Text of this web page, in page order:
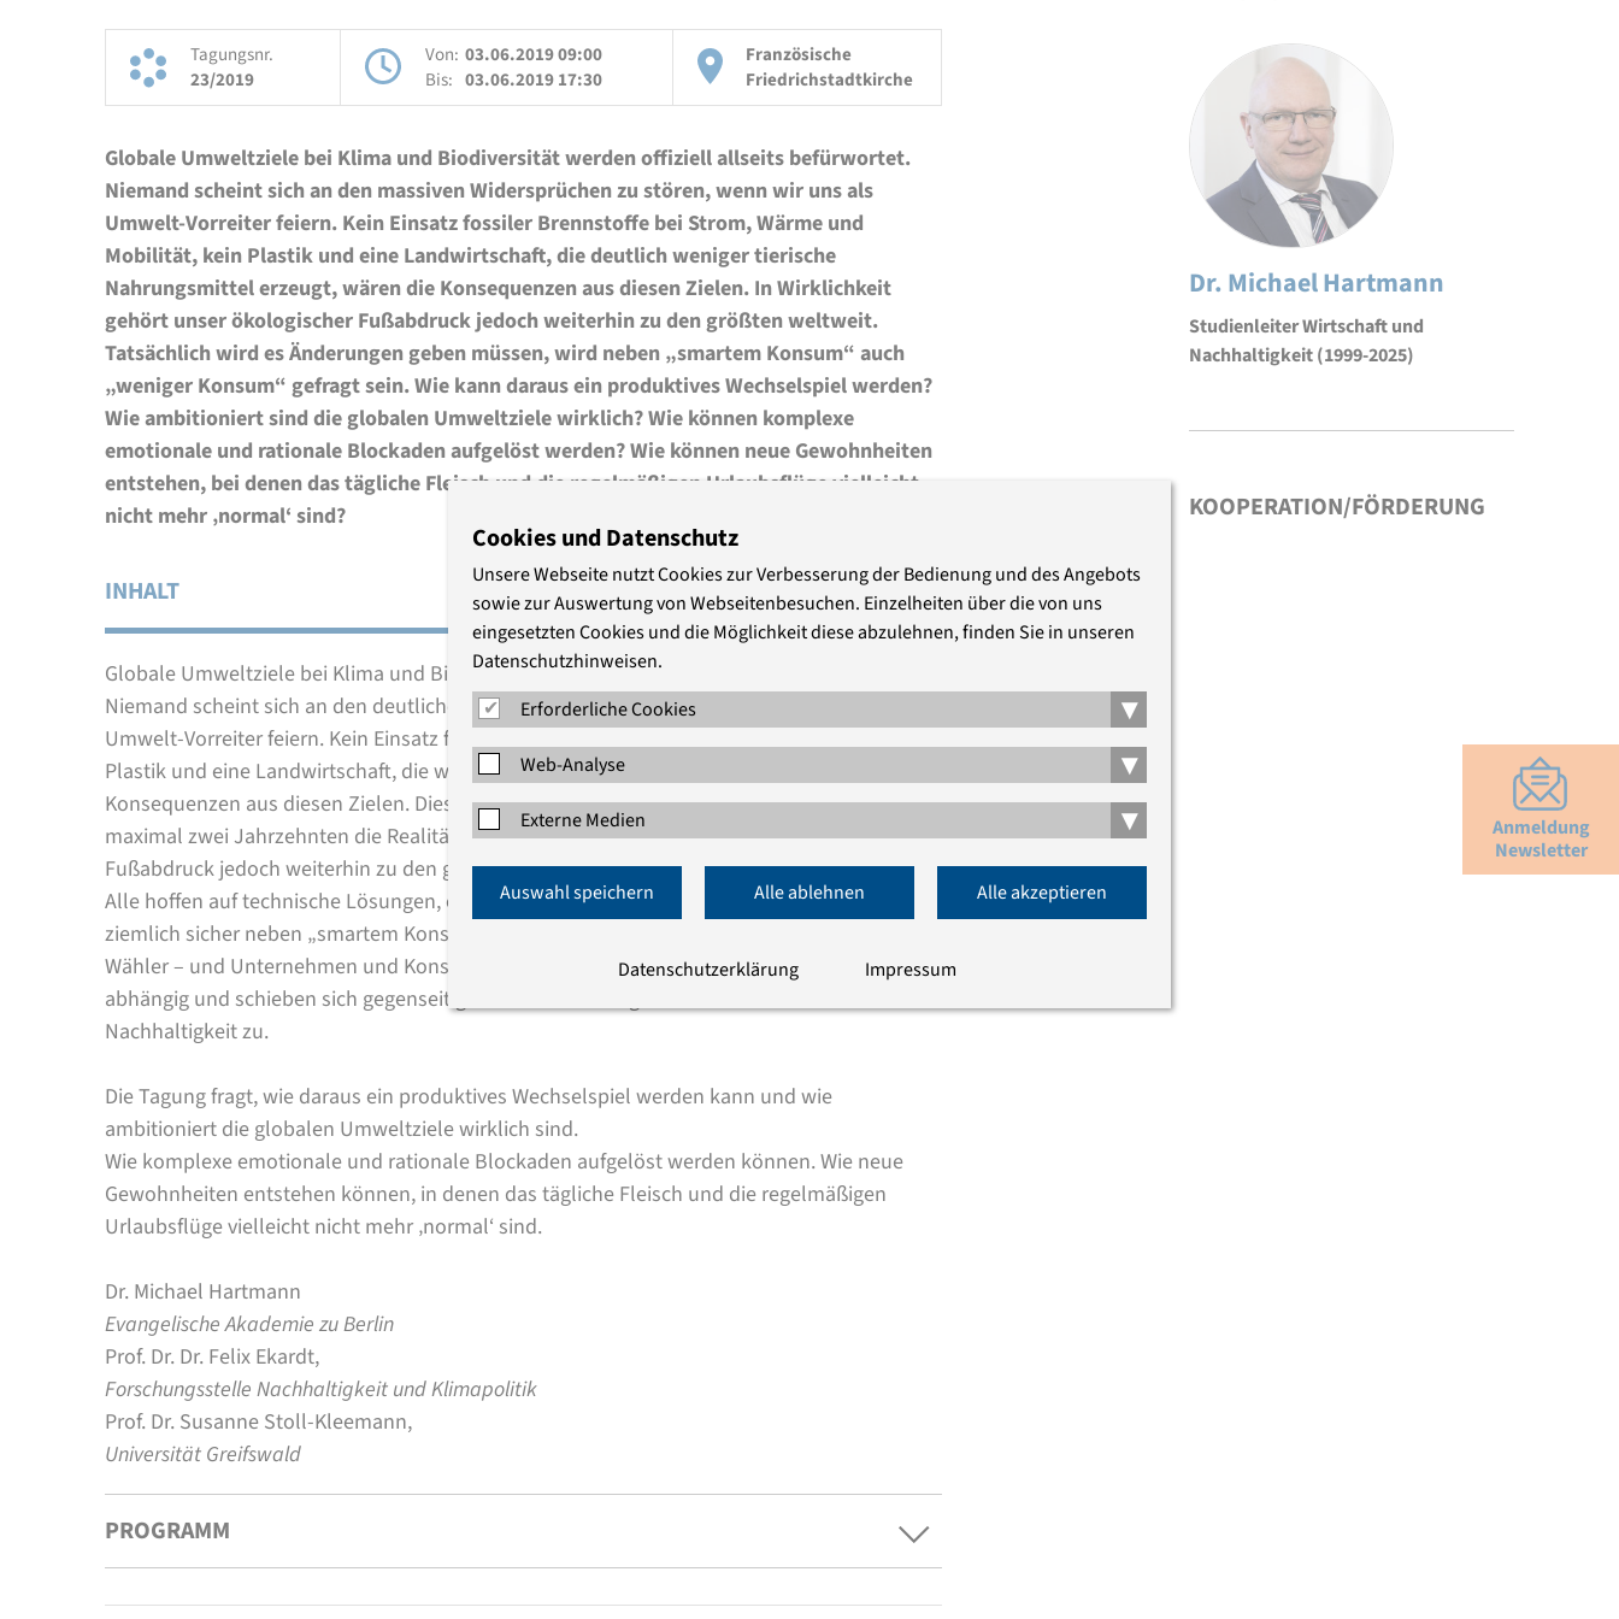
Tagungsnr.
23/2019
Von: 03.06.2019 09:00
Bis: 03.06.2019 17:30
Französische
Friedrichstadtkirche
Globale Umweltziele bei Klima und Biodiversität werden offiziell allseits befürwortet.
Niemand scheint sich an den massiven Widersprüchen zu stören, wenn wir uns als
Umwelt-Vorreiter feiern. Kein Einsatz fossiler Brennstoffe bei Strom, Wärme und
Mobilität, kein Plastik und eine Landwirtschaft, die deutlich weniger tierische
Nahrungsmittel erzeugt, wären die Konsequenzen aus diesen Zielen. In Wirklichkeit
gehört unser ökologischer Fußabdruck jedoch weiterhin zu den größten weltweit.
Tatsächlich wird es Änderungen geben müssen, wird neben „smartem Konsum“ auch
„weniger Konsum“ gefragt sein. Wie kann daraus ein produktives Wechselspiel werden?
Wie ambitioniert sind die globalen Umweltziele wirklich? Wie können komplexe
emotionale und rationale Blockaden aufgelöst werden? Wie können neue Gewohnheiten
entstehen, bei denen das tägliche Fleisch und die regelmäßigen Urlaubsflüge vielleicht
nicht mehr ‚normal‘ sind?
INHALT
Globale Umweltziele bei Klima und Biodiversität werden offiziell allseits befürwortet.
Niemand scheint sich an den deutlichen Widersprüchen zu stören, wenn wir uns als
Umwelt-Vorreiter feiern. Kein Einsatz fossiler Brennstoffe bei Strom, Wärme, Mobilität, kein
Plastik und eine Landwirtschaft, die weniger tierische Nahrungsmittel erzeugt, wären die
Konsequenzen aus diesen Zielen. Diese gelten nicht irgendwann, sondern müssen in
maximal zwei Jahrzehnten die Realität beschreiben. Tatsächlich gehört unser ökologischer
Fußabdruck jedoch weiterhin zu den größten weltweit.
Alle hoffen auf technische Lösungen, obwohl wegen der Größe der Herausforderung
ziemlich sicher neben „smartem Konsum“ auch „weniger Konsum“ gefragt ist. Politiker und
Wähler – und Unternehmen und Konsumenten – sind in Teufelskreisen voneinander
abhängig und schieben sich gegenseitig die Verantwortung für den Wandel zur
Nachhaltigkeit zu.
Die Tagung fragt, wie daraus ein produktives Wechselspiel werden kann und wie
ambitioniert die globalen Umweltziele wirklich sind.
Wie komplexe emotionale und rationale Blockaden aufgelöst werden können. Wie neue
Gewohnheiten entstehen können, in denen das tägliche Fleisch und die regelmäßigen
Urlaubsflüge vielleicht nicht mehr ‚normal‘ sind.
Dr. Michael Hartmann
Evangelische Akademie zu Berlin
Prof. Dr. Dr. Felix Ekardt,
Forschungsstelle Nachhaltigkeit und Klimapolitik
Prof. Dr. Susanne Stoll-Kleemann,
Universität Greifswald
PROGRAMM
Dr. Michael Hartmann
Studienleiter Wirtschaft und
Nachhaltigkeit (1999-2025)
KOOPERATION/FÖRDERUNG
Anmeldung
Newsletter
Cookies und Datenschutz
Unsere Webseite nutzt Cookies zur Verbesserung der Bedienung und des Angebots
sowie zur Auswertung von Webseitenbesuchen. Einzelheiten über die von uns
eingesetzten Cookies und die Möglichkeit diese abzulehnen, finden Sie in unseren
Datenschutzhinweisen.
Erforderliche Cookies
▾
Web-Analyse ▾
Externe Medien ▾
Auswahl speichern Alle ablehnen Alle akzeptieren
Datenschutzerklärung Impressum